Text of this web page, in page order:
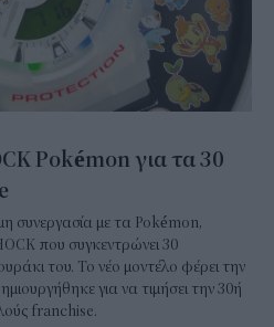
Pokémon για τα 30
συνεργασία με τα Pokémon,
που συγκεντρώνει 30
του. Το νέο μοντέλο φέρει την
για να τιμήσει την 30ή
franchise.